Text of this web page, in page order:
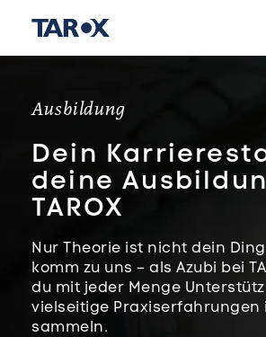
Ausbildung
Dein
deine
TAROX
Nur Theorie ist nicht dein
komm zu uns – als Azubi bei
du mit jeder Menge
vielseitige Praxiserfahrungen
sammeln.